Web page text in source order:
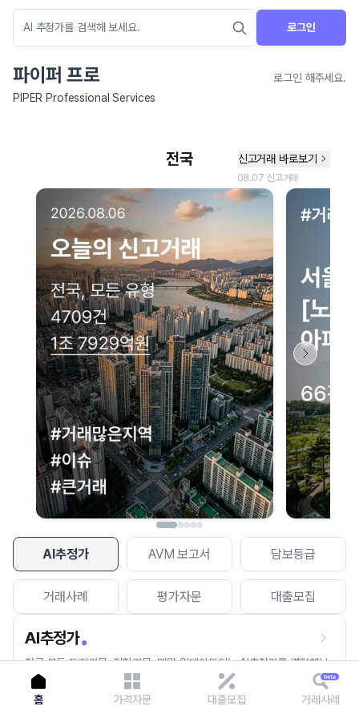
로그인
파이퍼 프로
로그인 해주세요.
PIPER Professional Services
AI추정가 AVM 보고서 담보등급
거래사례 평가자문 대출모집
AI추정가
전국 모든 토지건물, 집합건물, 매월 업데이트되는 AI추정가를 경험해보
세요.
네이버 지도 연결 안내
현재 네이버 지도 연결이 원활하지 않아 지도를 불러올 수 없습니다.
이용에 불편을 드려 죄송합니다.
다시 시도
홈 가격자문 대출모집 거래사례